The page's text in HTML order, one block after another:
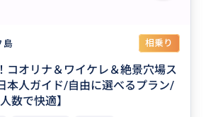
島 相乗り
コオリナ＆ワイケレ＆絶景穴場ス
本人ガイド/自由に選べるプラン/
数で快適】